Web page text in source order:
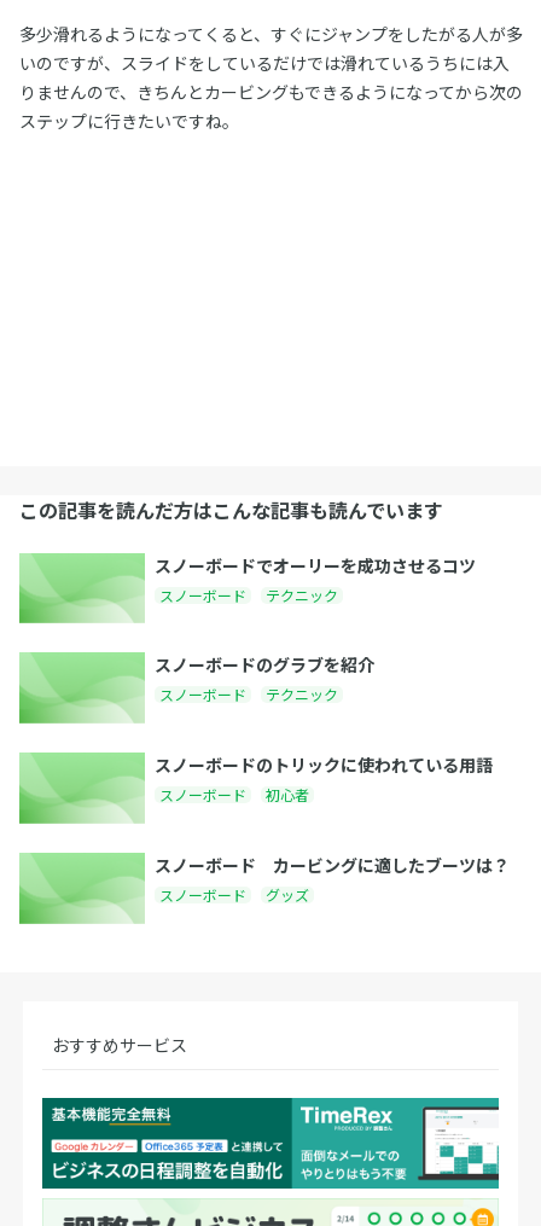
多少滑れるようになってくると、すぐにジャンプをしたがる人が多
いのですが、スライドをしているだけでは滑れているうちには入
りませんので、きちんとカービングもできるようになってから次の
ステップに行きたいですね。
この記事を読んだ方はこんな記事も読んでいます
スノーボードでオーリーを成功させるコツ
スノーボード テクニック
スノーボードのグラブを紹介
スノーボード テクニック
スノーボードのトリックに使われている用語
スノーボード 初心者
スノーボード カービングに適したブーツは？
スノーボード グッズ
おすすめサービス